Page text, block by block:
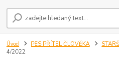
Úvod PES PŘÍTEL ČLOVĚKA
4/2022